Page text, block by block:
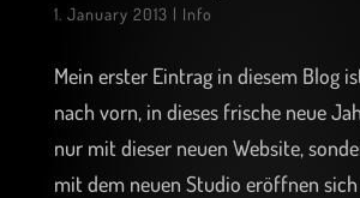
1. January 2013 | Info
Mein erster Eintrag in diesem Blog
nach vorn, in dieses frische neue
nur mit dieser neuen Website,
mit dem neuen Studio eröffnen sich